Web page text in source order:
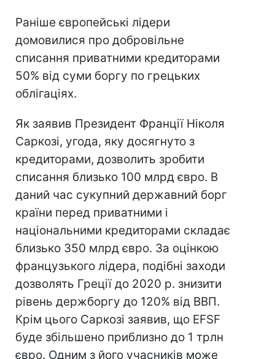
Раніше європейські лідери
домовилися про добровільне
списання приватними кредиторами
50% від суми боргу по грецьких
облігаціях.
Як заявив Президент Франції Ніколя
Саркозі, угода, яку досягнуто з
кредиторами, дозволить зробити
списання близько 100 млрд євро. В
даний час сукупний державний борг
країни перед приватними і
національними кредиторами складає
близько 350 млрд євро. За оцінкою
французького лідера, подібні заходи
дозволять Греції до 2020 р. знизити
рівень держборгу до 120% від ВВП.
Крім цього Саркозі заявив, що EFSF
буде збільшено приблизно до 1 трлн
євро. Одним з його учасників може